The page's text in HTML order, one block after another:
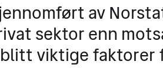
av
sektor enn
blitt viktige faktorer